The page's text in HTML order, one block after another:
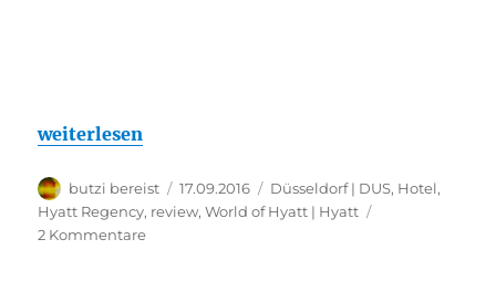
„Hyatt Regency Düsseldorf Medienhafen –
weiterlesen
Autor
butzi bereist
Veröffentlicht
am
17.09.2016 Kategorien
Düsseldorf | DUS, Hotel,
Hyatt Regency, review,World of Hyatt | Hyatt
2 Kommentarezu